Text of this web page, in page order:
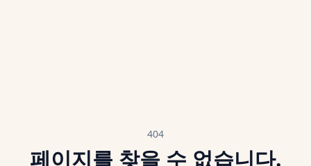
404
페이지를 찾을 수 없습니다.